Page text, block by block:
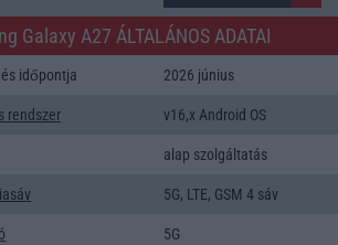
Galaxy A27 ÁLTALÁNOS ADATAI
időpontja 2026 június
rendszer v16,x Android OS
alap szolgáltatás
5G, LTE, GSM 4 sáv
5G